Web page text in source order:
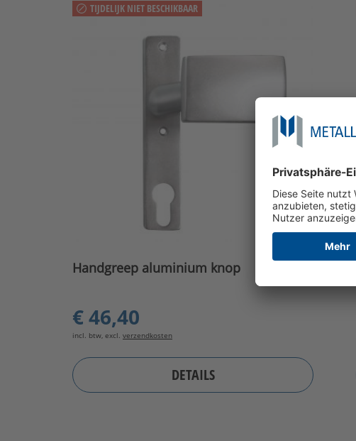
TIJDELIJK NIET BESCHIKBAAR
Handgreep aluminium knop
€ 46,40
incl. btw, excl. verzendkosten
DETAILS